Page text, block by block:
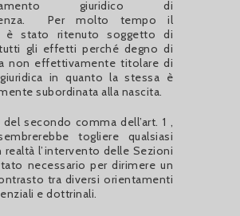
giuridico di
Per molto tempo il
è stato ritenuto soggetto di
gli effetti perché degno di
non effettivamente titolare di
in quanto la stessa è
subordinata alla nascita.
secondo comma dell’art. 1 ,
togliere qualsiasi
realtà l’intervento delle Sezioni
necessario per dirimere un
tra diversi orientamenti
e dottrinali.